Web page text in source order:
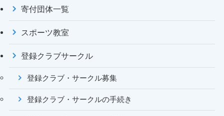
寄付団体一覧
スポーツ教室
登録クラブサークル
登録クラブ・サークル募集
登録クラブ・サークルの手続き